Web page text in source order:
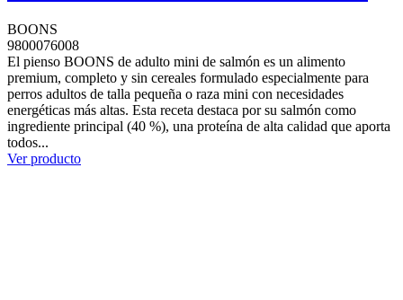
BOONS
9800076008
El pienso BOONS de adulto mini de salmón es un alimento
premium, completo y sin cereales formulado especialmente para
perros adultos de talla pequeña o raza mini con necesidades
energéticas más altas. Esta receta destaca por su salmón como
ingrediente principal (40 %), una proteína de alta calidad que aporta
todos...
Ver producto